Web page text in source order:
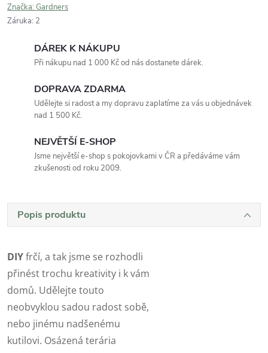
Značka: Gardners
Záruka: 2
DÁREK K NÁKUPU
Při nákupu nad 1 000 Kč od nás dostanete dárek.
DOPRAVA ZDARMA
Udělejte si radost a my dopravu zaplatíme za vás u objednávek
nad 1 500 Kč.
NEJVĚTŠÍ E-SHOP
Jsme největší e-shop s pokojovkami v ČR a předáváme vám
zkušenosti od roku 2009.
Popis produktu
DIYfrčí, a tak jsme se rozhodli
přinést trochu kreativity i k vám
domů. Udělejte touto
neobvyklou sadou radost sobě,
nebo jinému nadšenému
kutilovi. Osázená terária